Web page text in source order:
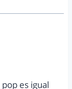
es igual